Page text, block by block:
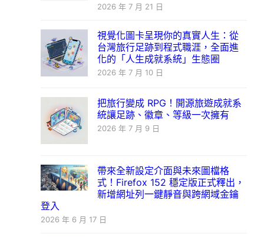
2026 年 7 月 21 日
視覺化圖卡呈現你的真實人生：從
台灣旅行足跡到程式職涯，全面進
化的「人生成就系統」生態圈
2026 年 7 月 10 日
把旅行變成 RPG！開源旅遊成就系
統讓足跡、徽章、等級一次擁有
2026 年 7 月 9 日
帶來全新設定介面與未來圖檔格
式！Firefox 152 穩定版正式釋出，
新增網址列一鍵靜音與跨網域金鑰
登入
2026 年 6 月 17 日